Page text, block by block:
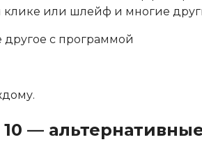
или шлейф и многие
с программой
—